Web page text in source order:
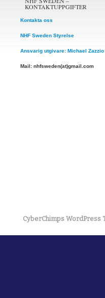
KONTAKTUPPGIFTER
Kontakta oss
NHF Sweden Styrelse
Ansvarig utgivare: Michael Zazzio
Mail: nhfsweden(at)gmail.com
CyberChimps WordPress